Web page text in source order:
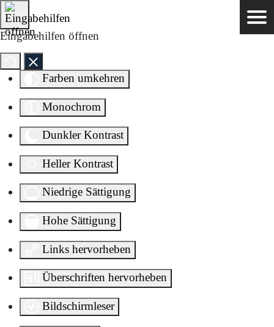
Eingabehilfen öffnen
Farben umkehren
Monochrom
Dunkler Kontrast
Heller Kontrast
Niedrige Sättigung
Hohe Sättigung
Links hervorheben
Überschriften hervorheben
Bildschirmleser
Direkt zum Inhalt springen